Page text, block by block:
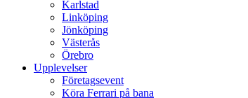
Karlstad
Linköping
Jönköping
Västerås
Örebro
Upplevelser
Företagsevent
Köra Ferrari på bana